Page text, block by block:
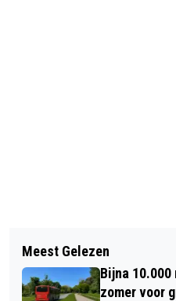
OUD-
OVERLEDEN
NIEUWE REGELS
HAARLEM
Meest Gelezen
Bijna
zomer voor